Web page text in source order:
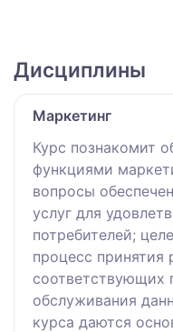
Дисциплины
Маркетинг
Курс познакомит
функциями
вопросы
услуг для
потребителей;
процесс
соответствующих
обслуживания
курса даются